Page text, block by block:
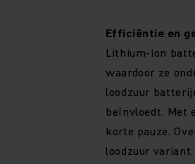
Efficiëntie en
Lithium-ion
waardoor ze
loodzuur
beïnvloedt. Met
korte pauze.
loodzuur variant.